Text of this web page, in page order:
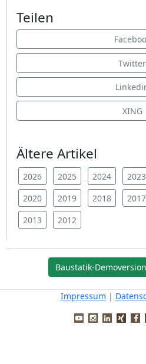
Teilen
Twitter
XING
Ältere Artikel
2026 2025 2024 2023
2020
2019 2018 2017
2013
2012
Baustatik-
Impressum |